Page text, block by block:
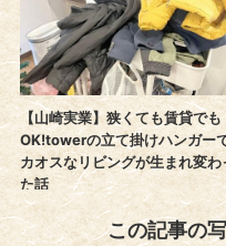
この記事の